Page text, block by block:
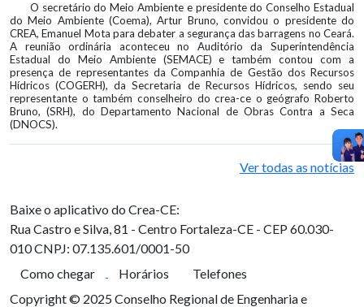
O secretário do Meio Ambiente e presidente do Conselho Estadual
do Meio Ambiente (Coema), Artur Bruno, convidou o presidente do
CREA, Emanuel Mota para debater a segurança das barragens no Ceará.
A reunião ordinária aconteceu no Auditório da Superintendência
Estadual do Meio Ambiente (SEMACE) e também contou com a
presença de representantes da Companhia de Gestão dos Recursos
Hídricos (COGERH), da Secretaria de Recursos Hídricos, sendo seu
representante o também conselheiro do crea-ce o geógrafo Roberto
Bruno, (SRH), do Departamento Nacional de Obras Contra a Seca
(DNOCS).
Ver todas as notícias
Baixe o aplicativo do Crea-CE:
Rua Castro e Silva, 81 - Centro Fortaleza-CE - CEP 60.030-
010CNPJ: 07.135.601/0001-50
Como chegar
Horários
Telefones
Copyright © 2025 Conselho Regional de Engenharia e